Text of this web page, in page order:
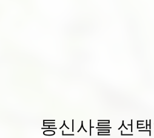
통신사를 선